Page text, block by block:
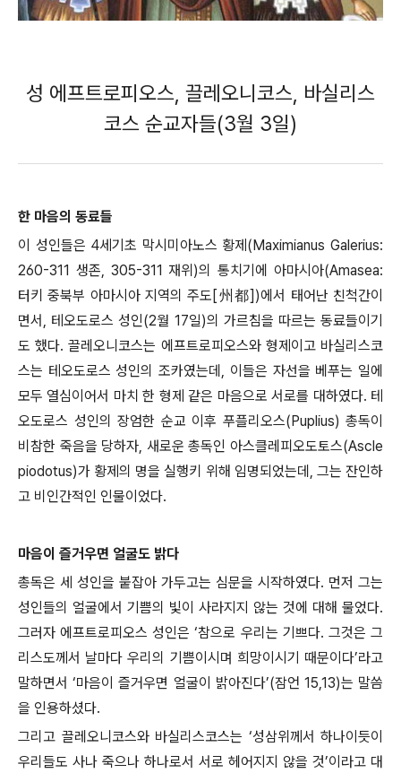
성 에프트로피오스, 끌레오니코스, 바실리스
코스 순교자들(3월 3일)
한 마음의 동료들
이 성인들은 4세기초 막시미아노스 황제(Maximianus Galerius:
260-311 생존, 305-311 재위)의 통치기에 아마시아(Amasea:
터키 중북부 아마시아 지역의 주도[州都])에서 태어난 친척간이
면서, 테오도로스 성인(2월 17일)의 가르침을 따르는 동료들이기
도 했다. 끌레오니코스는 에프트로피오스와 형제이고 바실리스코
스는 테오도로스 성인의 조카였는데, 이들은 자선을 베푸는 일에
모두 열심이어서 마치 한 형제 같은 마음으로 서로를 대하였다. 테
오도로스 성인의 장엄한 순교 이후 푸플리오스(Puplius) 총독이
비참한 죽음을 당하자, 새로운 총독인 아스클레피오도토스(Ascle
piodotus)가 황제의 명을 실행키 위해 임명되었는데, 그는 잔인하
고 비인간적인 인물이었다.
마음이 즐거우면 얼굴도 밝다
총독은 세 성인을 붙잡아 가두고는 심문을 시작하였다. 먼저 그는
성인들의 얼굴에서 기쁨의 빛이 사라지지 않는 것에 대해 물었다.
그러자 에프트로피오스 성인은 ‘참으로 우리는 기쁘다. 그것은 그
리스도께서 날마다 우리의 기쁨이시며 희망이시기 때문이다’라고
말하면서 ‘마음이 즐거우면 얼굴이 밝아진다’(잠언 15,13)는 말씀
을 인용하셨다.
그리고 끌레오니코스와 바실리스코스는 ‘성삼위께서 하나이듯이
우리들도 사나 죽으나 하나로서 서로 헤어지지 않을 것’이라고 대